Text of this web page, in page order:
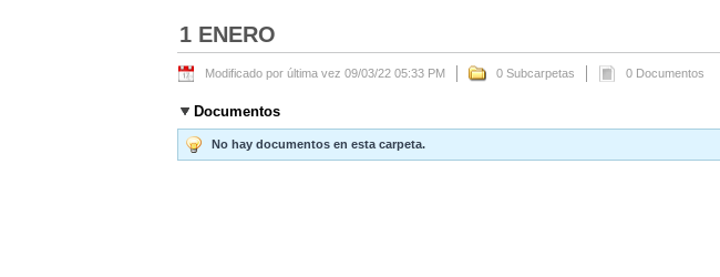
1 ENERO
Modificado por última vez 09/03/22 05:33 PM 0 Subcarpetas 0 Documentos
Documentos
No hay documentos en esta carpeta.